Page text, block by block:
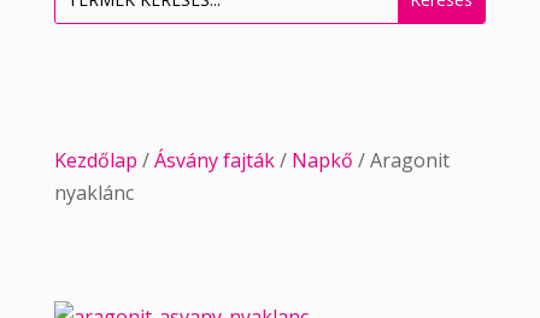
Kezdőlap /Ásvány fajták/ Napkő / Aragonit
nyaklánc